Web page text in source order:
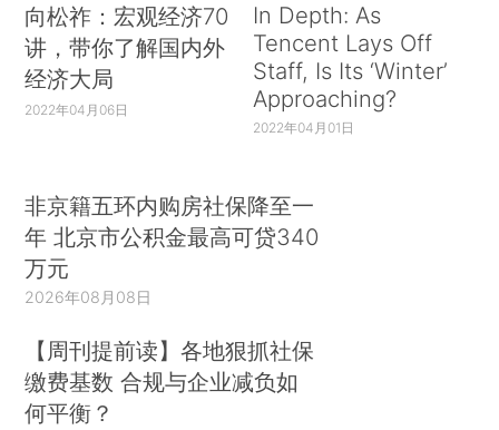
向松祚：宏观经济70
讲，带你了解国内外
经济大局
2022年04月06日
In Depth: As
Tencent Lays Off
Staff, Is Its ‘Winter’
Approaching?
2022年04月01日
非京籍五环内购房社保降至一
年 北京市公积金最高可贷340
万元
2026年08月08日
【周刊提前读】各地狠抓社保
缴费基数 合规与企业减负如
何平衡？